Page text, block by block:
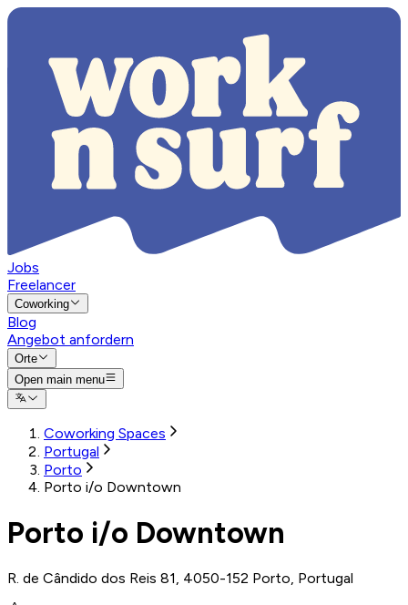
Jobs
Freelancer
Coworking
Blog
Angebot anfordern
Orte
Open main menu
Coworking Spaces
Portugal
Porto
Porto i/o Downtown
Porto i/o Downtown
R. de Cândido dos Reis 81, 4050-152 Porto, Portugal